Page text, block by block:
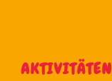
AKTIVITÄTEN